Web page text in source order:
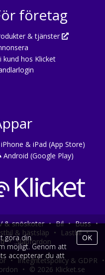
företag
& tjänster
kund hos Klicket
iPhone & iPad (App Store)
Android (Google Play)
& snöskoter • Bil • Buss •
& hästsläp • Lastbil •
• Släpfordon
• Integritetspolicy & GDPR •
• © 2026 Klicket.se
göra din
möjligt. Genom att
accepterar du att
OK